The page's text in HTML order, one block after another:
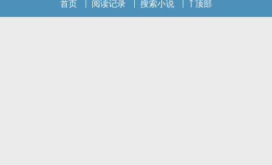
首页 阅读记录 搜索小说 顶部